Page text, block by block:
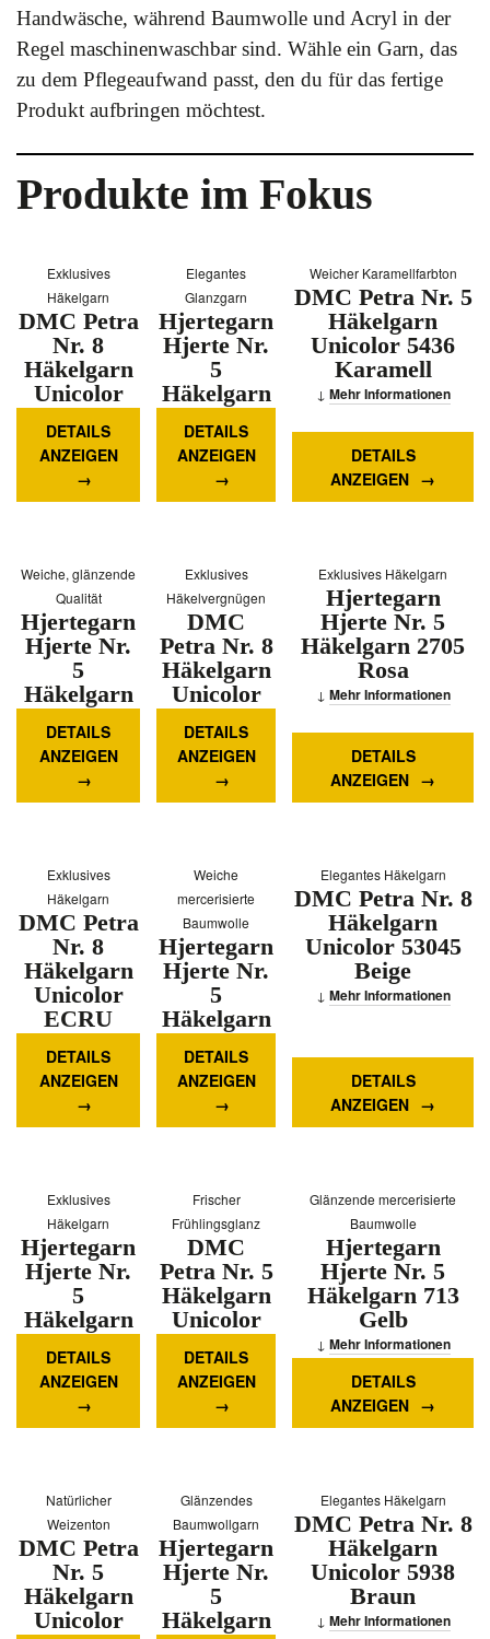
Handwäsche, während Baumwolle und Acryl in der
Regel maschinenwaschbar sind. Wähle ein Garn, das
zu dem Pflegeaufwand passt, den du für das fertige
Produkt aufbringen möchtest.
Produkte im Fokus
Exklusives
Häkelgarn
DMC Petra
Nr. 8
Häkelgarn
Unicolor
5436
Karamell
DETAILS
ANZEIGEN
Mehr
Informationen
Elegantes
Glanzgarn
Hjertegarn
Hjerte Nr.
5
Häkelgarn
7902
Schwarz
DETAILS
ANZEIGEN
Mehr
Informationen
Weicher Karamellfarbton
DMC Petra Nr. 5
Häkelgarn
Unicolor 5436
Karamell
DETAILS
ANZEIGEN
Mehr Informationen
Weiche, glänzende
Qualität
Hjertegarn
Hjerte Nr.
5
Häkelgarn
563 Rosa
DETAILS
ANZEIGEN
Mehr
Informationen
Exklusives
Häkelvergnügen
DMC
Petra Nr. 8
Häkelgarn
Unicolor
5434
Goldbraun
DETAILS
ANZEIGEN
Mehr
Informationen
Exklusives Häkelgarn
Hjertegarn
Hjerte Nr. 5
Häkelgarn 2705
Rosa
DETAILS
ANZEIGEN
Mehr Informationen
Exklusives
Häkelgarn
DMC Petra
Nr. 8
Häkelgarn
Unicolor
ECRU
Natur
DETAILS
ANZEIGEN
Mehr
Informationen
Weiche
mercerisierte
Baumwolle
Hjertegarn
Hjerte Nr.
5
Häkelgarn
447
Armeegrün
DETAILS
ANZEIGEN
Mehr
Informationen
Elegantes Häkelgarn
DMC Petra Nr. 8
Häkelgarn
Unicolor 53045
Beige
DETAILS
ANZEIGEN
Mehr Informationen
Exklusives
Häkelgarn
Hjertegarn
Hjerte Nr.
5
Häkelgarn
8580
Moosgrün
DETAILS
ANZEIGEN
Mehr
Informationen
Frischer
Frühlingsglanz
DMC
Petra Nr. 5
Häkelgarn
Unicolor
5907
Apfelgrün
DETAILS
ANZEIGEN
Mehr
Informationen
Glänzende mercerisierte
Baumwolle
Hjertegarn
Hjerte Nr. 5
Häkelgarn 713
Gelb
DETAILS
ANZEIGEN
Mehr Informationen
Natürlicher
Weizenton
DMC Petra
Nr. 5
Häkelgarn
Unicolor
Glänzendes
Baumwollgarn
Hjertegarn
Hjerte Nr.
5
Häkelgarn
Elegantes Häkelgarn
DMC Petra Nr. 8
Häkelgarn
Unicolor 5938
Braun
Mehr Informationen